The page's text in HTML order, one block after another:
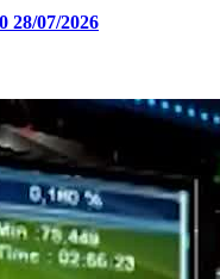
28/07/2026